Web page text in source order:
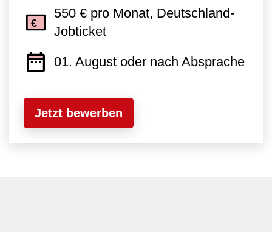
550 € pro Monat, Deutschland-
Jobticket
01. August oder nach Absprache
Jetzt bewerben